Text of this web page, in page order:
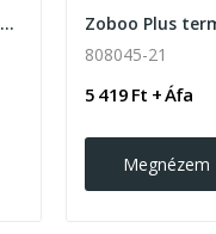
Bambusz sörnyitó és dugóhúzó
Zoboo Plus
808045-21
5 419 Ft + Áfa
Megnézem